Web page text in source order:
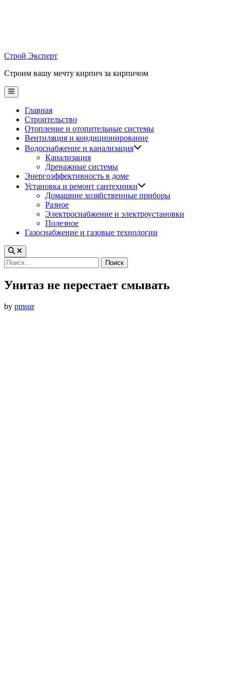
Строй Эксперт
Строим вашу мечту кирпич за кирпичом
Main
Menu
Главная
Строительство
Отопление и отопительные системы
Вентиляция и кондиционирование
Водоснабжение и канализация
Канализация
Дренажные системы
Энергоэффективность в доме
Установка и ремонт сантехники
Домашние хозяйственные приборы
Разное
Электроснабжение и электроустановки
Полезное
Газоснабжение и газовые технологии
Найти:
Унитаз не перестает смывать
by pmsur